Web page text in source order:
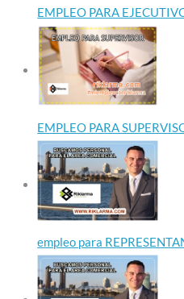
EMPLEO PARA
EMPLEO PARA
empleo para